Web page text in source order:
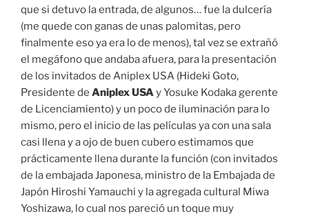
que si detuvo la entrada, de algunos… fue la dulcería
(me quede con ganas de unas palomitas, pero
finalmente eso ya era lo de menos), tal vez se extrañó
el megáfono que andaba afuera, para la presentación
de los invitados de Aniplex USA (Hideki Goto,
Presidente de Aniplex USAy Yosuke Kodaka gerente
de Licenciamiento) y un poco de iluminación para lo
mismo, pero el inicio de las películas ya con una sala
casi llena y a ojo de buen cubero estimamos que
prácticamente llena durante la función (con invitados
de la embajada Japonesa, ministro de la Embajada de
Japón Hiroshi Yamauchi y la agregada cultural Miwa
Yoshizawa, lo cual nos pareció un toque muy